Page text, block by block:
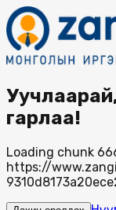
гарлаа!
Loading chunk
https://